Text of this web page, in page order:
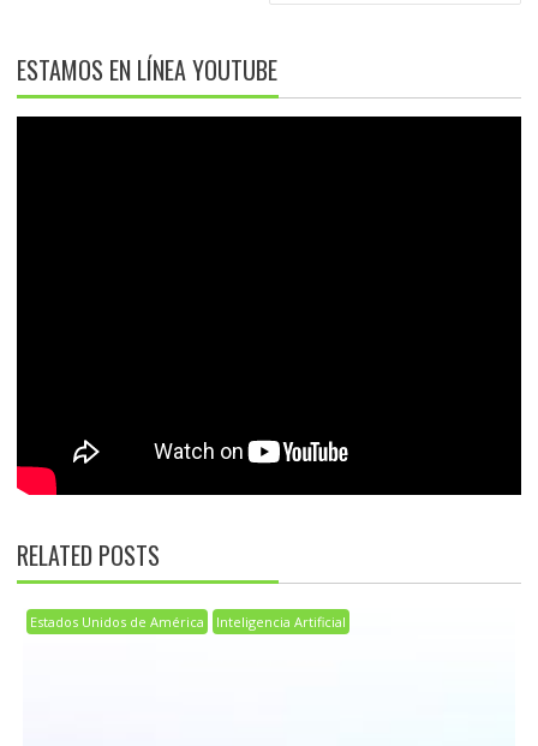
ESTAMOS EN LÍNEA YOUTUBE
RELATED POSTS
Estados Unidos de América Inteligencia Artificial